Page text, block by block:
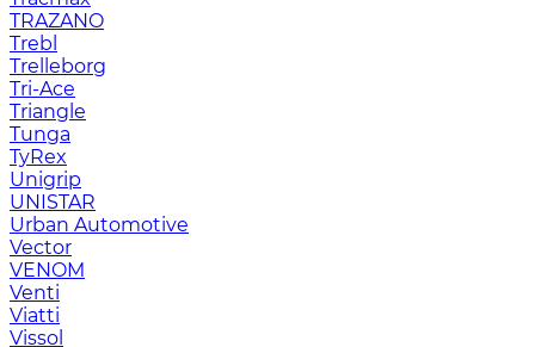
TRAZANO
Trebl
Trelleborg
Tri-Ace
Triangle
Tunga
TyRex
Unigrip
UNISTAR
Urban Automotive
Vector
VENOM
Venti
Viatti
Vissol